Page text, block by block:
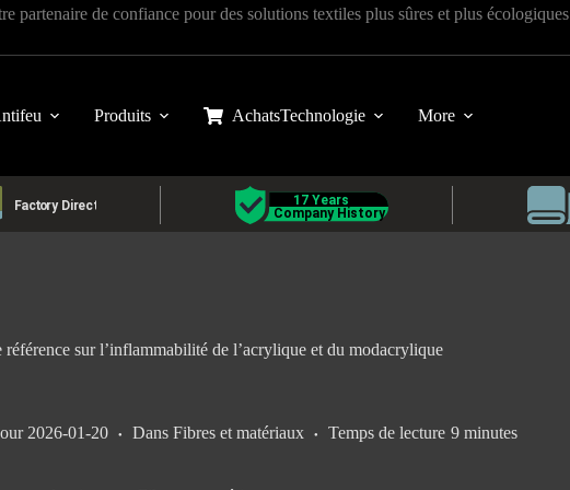
partenaire de confiance pour des solutions textiles plus sûres et plus écologiques
Produits AchatsTechnologie More
sur l’inflammabilité de l’acrylique et du modacrylique
2026-01-20 Dans Fibres et matériaux Temps de lecture 9 minutes